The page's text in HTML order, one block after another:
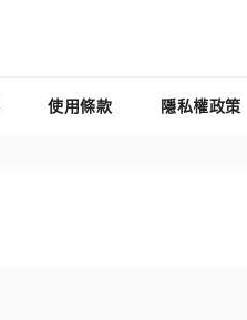
使用條款 隱私權政策